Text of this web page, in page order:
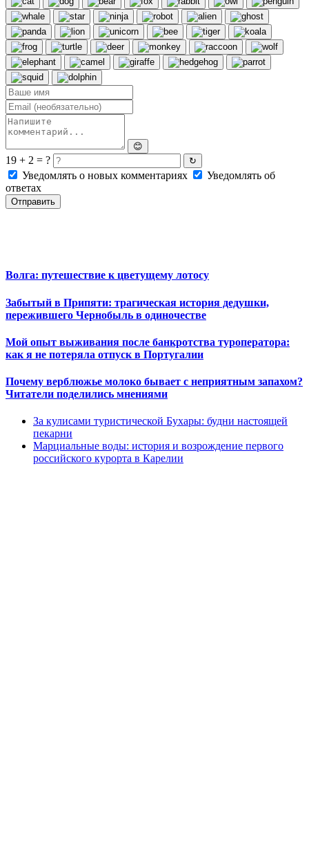
😊
19 + 2 = ? ↻
Уведомлять о новых комментариях
Уведомлять об
ответах
Отправить
Волга: путешествие к цветущему лотосу
Забытый в Припяти: трагическая история дедушки,
пережившего Чернобыль в одиночестве
Мой опыт выживания после банкротства туроператора:
как я не потеряла отпуск в Португалии
Почему верблюжье молоко бывает с неприятным запахом?
Читатели поделились мнениями
За кулисами туристической Бухары: будни настоящей
пекарни
Марциальные воды: история и возрождение первого
российского курорта в Карелии